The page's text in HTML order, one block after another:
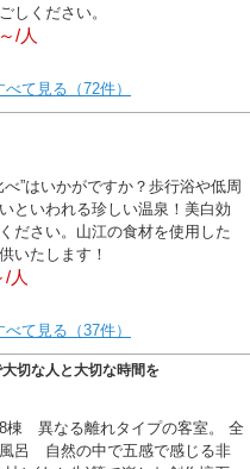
しください。
/人
て見る（72件）
”はいかがですか？歩行浴や低周
といわれる珍しい温泉！美白効
ださい。山江の食材を使用した
いたします！
人
て見る（37件）
切な人と大切な時間を
棟 異なる離れタイプの客室。 全
呂 自然の中で五感で感じる非